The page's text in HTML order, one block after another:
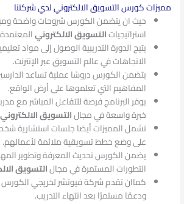
مميزات كورس التسويق الالكتروني لدي شركتنا
حيث ان يتضمن الكورس شروحات واضحة
استراتيجياتالتسويق الالكتروني
يتيح الدورة التدريبية الوصول إلى مواد
الاتجاهات في عالم التسويق عبر الإنترنت.
يتضمن الكورس دروسًا عملية تساعد
المفاهيم التي تعلموها على أرض الواقع.
يوفر البرنامج فرصة للتفاعل المباشر مع
خبرة واسعة في مجالالتسويق الالكتروني
تشمل المميزات أيضا جلسات استشارية
على وضع خطط تسويقية ملائمة لأعمالهم.
يضمن الكورس تحديث المعرفة وتطوير
التطورات المستمرة في مجالالتسويق
كماان تقدم شركة فيوتشر لخريجي الكورس
ودعمًا مستمرًا بعد انتهاء التدريب.